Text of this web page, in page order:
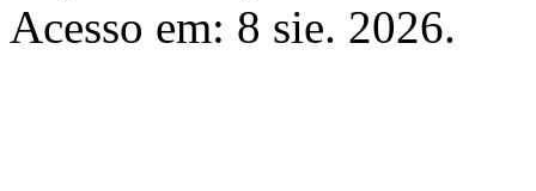
Acesso em: 8 sie. 2026.